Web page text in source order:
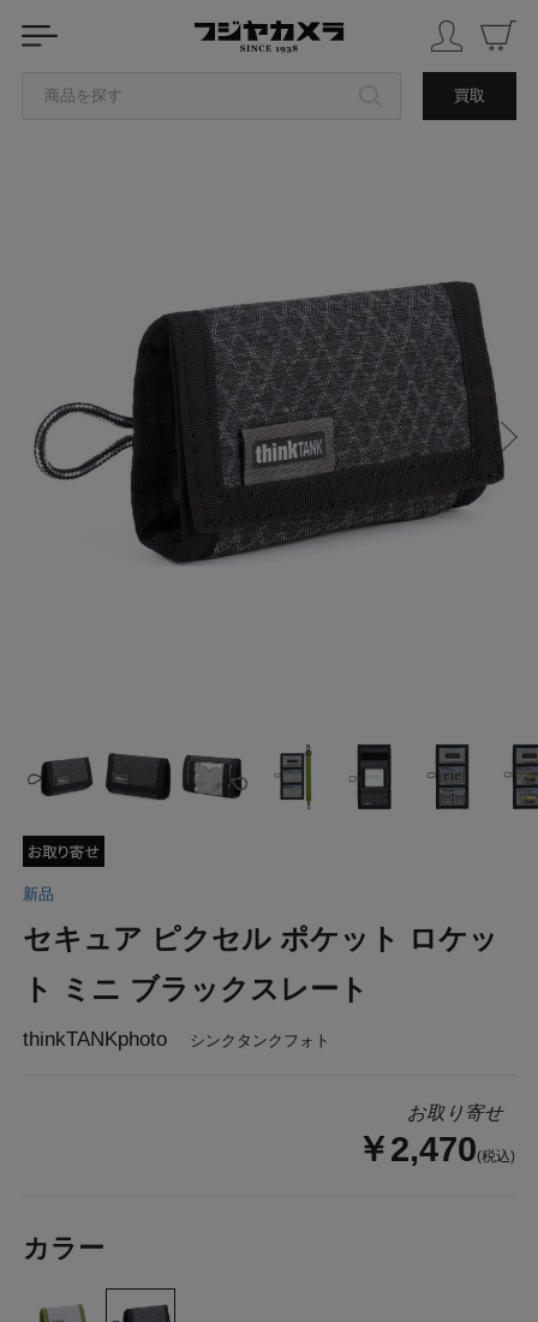
商品を探す 買取
新品
セキュア ピクセル ポケット ロケッ
ト ミニ ブラックスレート
thinkTANKphoto シンクタンクフォト
お取り寄せ
￥2,470(税込)
カラー